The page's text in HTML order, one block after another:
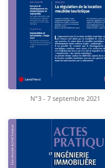
N°3 - 7 septembre 2021